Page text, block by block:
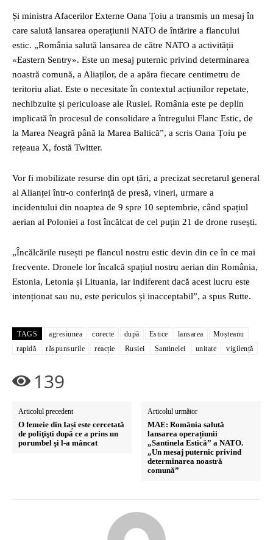
Și ministra Afacerilor Externe Oana Țoiu a transmis un mesaj în
care salută lansarea operațiunii NATO de întărire a flancului
estic. „România salută lansarea de către NATO a activității
«Eastern Sentry». Este un mesaj puternic privind determinarea
noastră comună, a Aliaților, de a apăra fiecare centimetru de
teritoriu aliat. Este o necesitate în contextul acțiunilor repetate,
nechibzuite și periculoase ale Rusiei. România este pe deplin
implicată în procesul de consolidare a întregului Flanc Estic, de
la Marea Neagră până la Marea Baltică”, a scris Oana Țoiu pe
rețeaua X, fostă Twitter.
Vor fi mobilizate resurse din opt țări, a precizat secretarul general
al Alianței într-o conferință de presă, vineri, urmare a
incidentului din noaptea de 9 spre 10 septembrie, când spațiul
aerian al Poloniei a fost încălcat de cel puțin 21 de drone rusești.
„Încălcările rusești pe flancul nostru estic devin din ce în ce mai
frecvente. Dronele lor încalcă spațiul nostru aerian din România,
Estonia, Letonia și Lituania, iar indiferent dacă acest lucru este
intenționat sau nu, este periculos și inacceptabil”, a spus Rutte.
TAGS agresiunea corecte după Estice lansarea
Moșteanu
rapidă
răspunsurile reacție Rusiei Santinelei unitate vigilență
139
Articolul precedent
O femeie din Iași este cercetată
de poliţişti după ce a prins un
porumbel şi l-a mâncat
Articolul următor
MAE: România salută
lansarea operațiunii
„Santinela Estică” a NATO.
„Un mesaj puternic privind
determinarea noastră
comună”